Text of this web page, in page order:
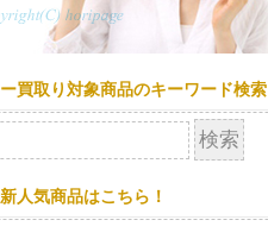
買取り対象商品のキーワード検索
人気商品はこちら！